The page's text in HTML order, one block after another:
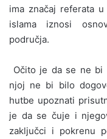
ima značaj referata
islama iznosi
područja.
Očito je da se ne bi
njoj ne bi bilo
hutbe upoznati
je da se čuje i
zaključci i pokrenu